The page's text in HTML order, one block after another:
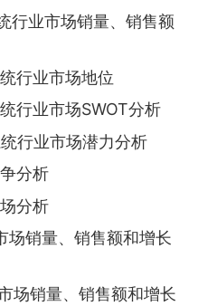
行业市场销量、销售额
行业市场地位
行业市场SWOT分析
行业市场潜力分析
分析
分析
场销量、销售额和增长
场销量、销售额和增长